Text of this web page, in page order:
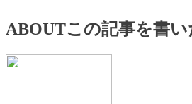
ABOUTこの記事を書い